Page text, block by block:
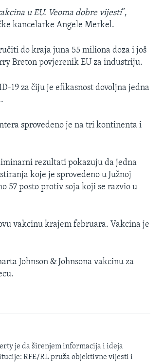
u EU. Veoma dobre vijesti”,
kancelarke Angele Merkel.
do kraja juna 55 miliona doza i još
Breton povjerenik EU za industriju.
19 za čiju je efikasnost dovoljna jedna
sprovedeno je na tri kontinenta i
rezultati pokazuju da jedna
koje je sprovedeno u Južnoj
57 posto protiv soja koji se razvio u
vakcinu krajem februara. Vakcina je
Johnson & Johnsona vakcinu za
je da širenjem informacija i ideja
RFE/RL pruža objektivne vijesti i